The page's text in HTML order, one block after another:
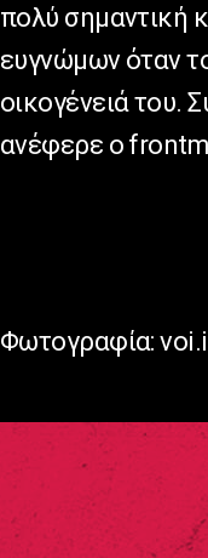
πολύ σημαντική
ευγνώμων όταν
οικογένειά του.
ανέφερε ο
Φωτογραφία: